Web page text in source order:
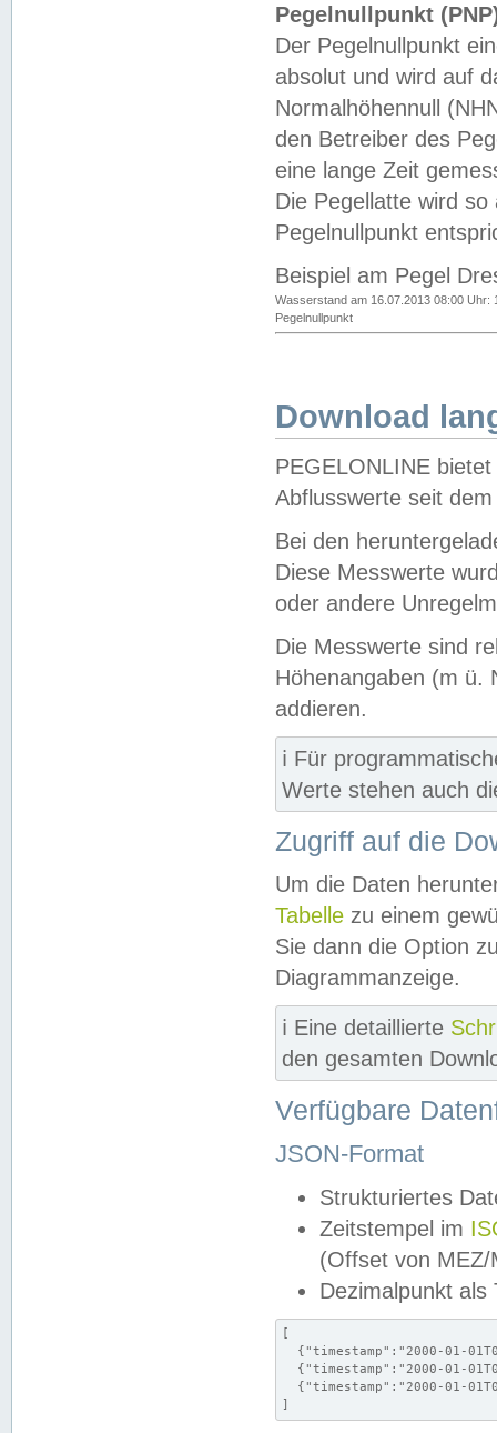
Pegelnullpunkt
Der Pegelnullpunkt
absolut und wird auf
Normalhöhennull
den Betreiber des
eine lange Zeit
Die Pegellatte wird
Pegelnullpunkt
Beispiel am Pegel
Wasserstand am 16.07.2013 08:00 Uhr:
Pegelnullpunkt
Download
PEGELONLINE
Abflusswerte seit
Bei den
Diese Messwerte
oder andere
Die Messwerte sind
Höhenangaben (m ü.
addieren.
ℹ️ Für
Werte stehen auch
Zugriff auf die
Um die Daten
Tabelle zu einem
Sie dann die Option
Diagrammanzeige.
ℹ️ Eine detaillierte
den gesamten
Verfügbare
JSON-Format
Strukturiertes
Zeitstempel im
(Offset von MEZ/
Dezimalpunkt als
[
{"timestamp":"2000-01-
{"timestamp":"2000-01-
{"timestamp":"2000-01-
]